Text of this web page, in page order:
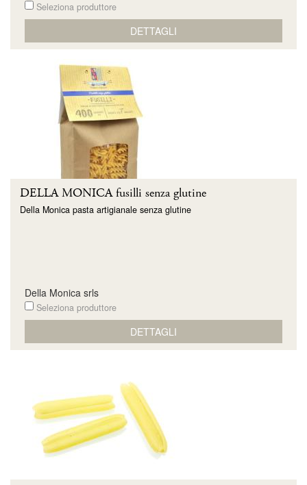
Seleziona produttore
DETTAGLI
DELLA MONICA fusilli senza glutine
Della Monica pasta artigianale senza glutine
Della Monica srls
Seleziona produttore
DETTAGLI